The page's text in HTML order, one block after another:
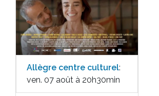
Allègre centre culturel:
ven. 07 août à 20h30min